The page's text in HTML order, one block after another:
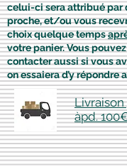
celui-ci sera attribué par
proche, et/ou vous
choix quelque temps
votre panier. Vous
contacter aussi si vous
on essaiera d’y répondre
àpd.